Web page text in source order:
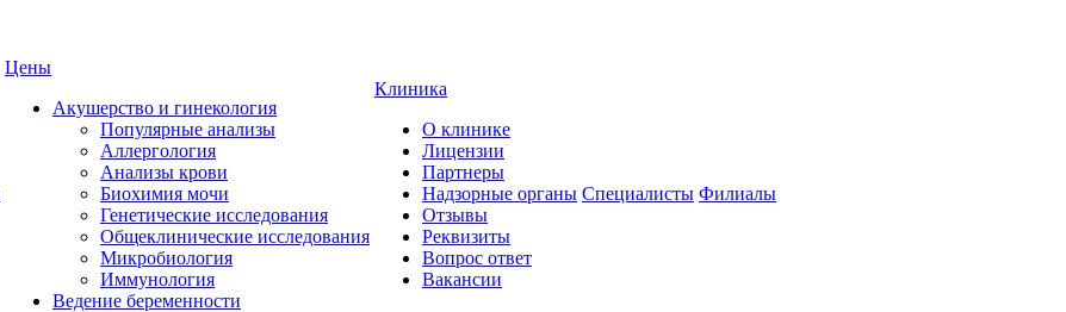
Цены
Акушерство и гинекология
Популярные анализы
Аллергология
Анализы крови
Биохимия мочи
Генетические исследования
Общеклинические исследования
Микробиология
Иммунология
Ведение беременности
Клиника
О клинике
Лицензии
Партнеры
Надзорные органы
Отзывы
Реквизиты
Вопрос ответ
Вакансии
Специалисты Филиалы